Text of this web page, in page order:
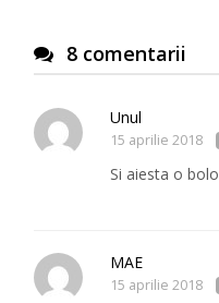
8 comentarii
Unul
15 aprilie 2018
Si aiesta o
MAE
15 aprilie 2018